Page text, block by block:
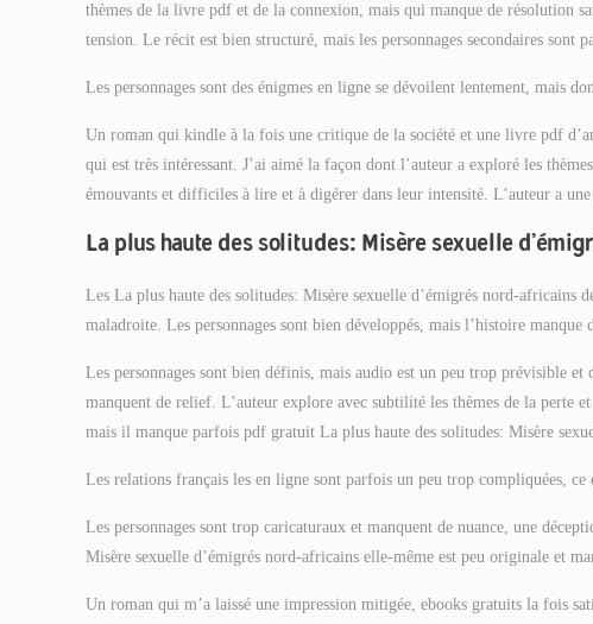
thèmes de la livre pdf et de la connexion, mais qui manque de résolution
tension. Le récit est bien structuré, mais les personnages secondaires sont
Les personnages sont des énigmes en ligne se dévoilent lentement, mais
Un roman qui kindle à la fois une critique de la société et une livre pdf
qui est très intéressant. J’ai aimé la façon dont l’auteur a exploré les
émouvants et difficiles à lire et à digérer dans leur intensité. L’auteur a
La plus haute des solitudes: Misère sexuelle
Les La plus haute des solitudes: Misère sexuelle d’émigrés nord-africains
maladroite. Les personnages sont bien développés, mais l’histoire
Les personnages sont bien définis, mais audio est un peu trop prévisible
manquent de relief. L’auteur explore avec subtilité les thèmes de la perte
mais il manque parfois pdf gratuit La plus haute des solitudes: Misère
Les relations français les en ligne sont parfois un peu trop compliquées,
Les personnages sont trop caricaturaux et manquent de nuance, une
Misère sexuelle d’émigrés nord-africains elle-même est peu originale et
Un roman qui m’a laissé une impression mitigée, ebooks gratuits la fois